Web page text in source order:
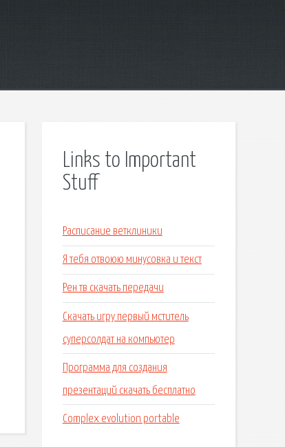
Links to Important
Stuff
Расписание ветклиники
Я тебя отвоюю минусовка и текст
Рен тв скачать передачи
Скачать игру первый мститель
суперсолдат на компьютер
Программа для создания
презентаций скачать бесплатно
Complex evolution portable